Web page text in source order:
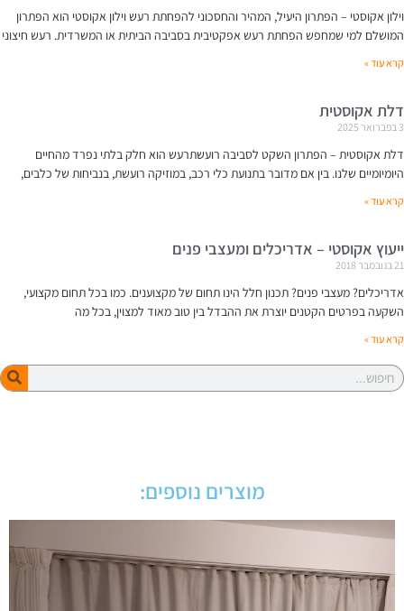
וילון אקוסטי – הפתרון היעיל, המהיר והחסכוני להפחתת רעש וילון אקוסטי הוא הפתרון
המושלם למי שמחפש הפחתת רעש אפקטיבית בסביבה הביתית או המשרדית. רעש חיצוני
קרא עוד »
דלת אקוסטית
3 בפברואר 2025
דלת אקוסטית – הפתרון השקט לסביבה רועשתרעש הוא חלק בלתי נפרד מהחיים
היומיומיים שלנו. בין אם מדובר בתנועת כלי רכב, במוזיקה רועשת, בנביחות של כלבים,
קרא עוד »
ייעוץ אקוסטי – אדריכלים ומעצבי פנים
21 בנובמבר 2018
אדריכלים? מעצבי פנים? תכנון חלל הינו תחום של מקצוענים. כמו בכל תחום מקצועי,
השקעה בפרטים הקטנים יוצרת את ההבדל בין טוב מאוד למצוין, בכל מה
קרא עוד »
מוצרים נוספים: